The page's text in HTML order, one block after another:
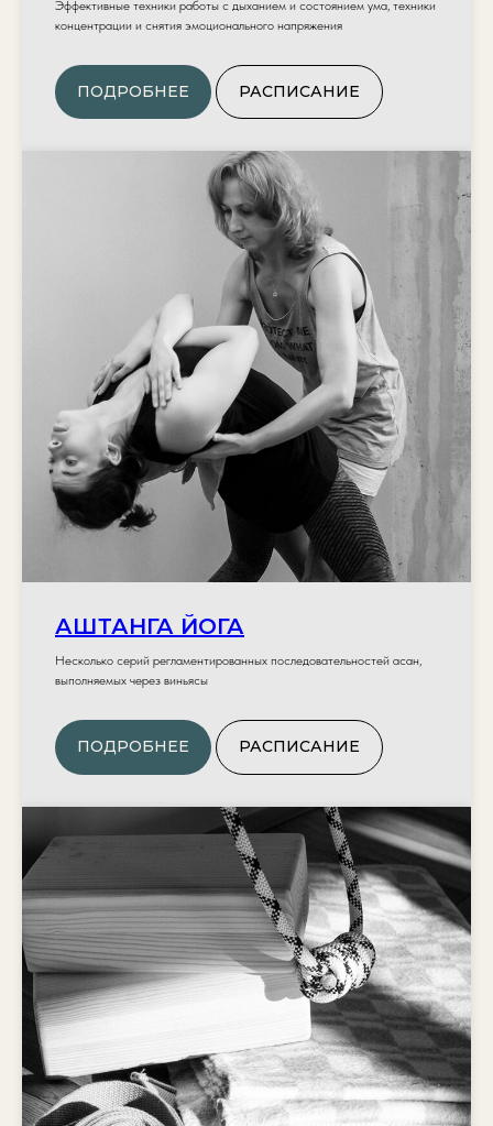
Эффективные техники работы с дыханием и состоянием ума, техники
концентрации и снятия эмоционального напряжения
ПОДРОБНЕЕ РАСПИСАНИЕ
АШТАНГА ЙОГА
Несколько серий регламентированных последовательностей асан,
выполняемых через виньясы
ПОДРОБНЕЕ РАСПИСАНИЕ